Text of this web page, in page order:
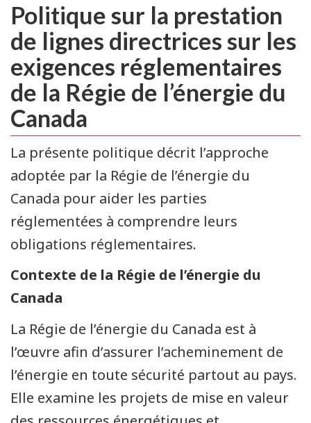
Politique sur la prestation
de lignes directrices sur les
exigences réglementaires
de la Régie de l’énergie du
Canada
La présente politique décrit l’approche
adoptée par la Régie de l’énergie du
Canada pour aider les parties
réglementées à comprendre leurs
obligations réglementaires.
Contexte de la Régie de l’énergie du
Canada
La Régie de l’énergie du Canada est à
l’œuvre afin d’assurer l’acheminement de
l’énergie en toute sécurité partout au pays.
Elle examine les projets de mise en valeur